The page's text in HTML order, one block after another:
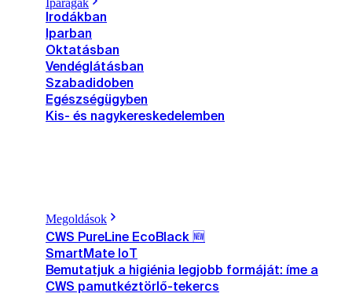
Iparágak
Irodákban
Iparban
Oktatásban
Vendéglátásban
Szabadidoben
Egészségügyben
Kis- és nagykereskedelemben
Megoldások
CWS PureLine EcoBlack 🆕
SmartMate IoT
Bemutatjuk a higiénia legjobb formáját: íme a
CWS pamutkéztörlő-tekercs